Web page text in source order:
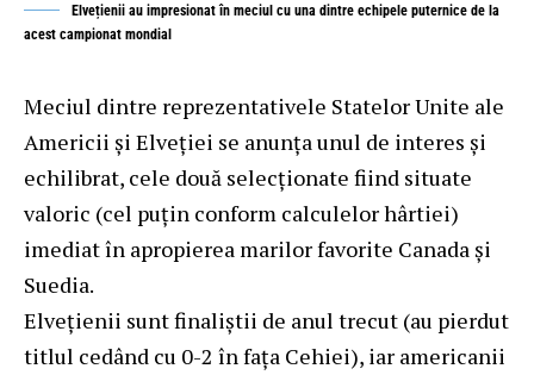
Elvețienii au impresionat în meciul cu una dintre echipele puternice de la
acest campionat mondial
Meciul dintre reprezentativele Statelor Unite ale
Americii și Elveției se anunța unul de interes și
echilibrat, cele două selecționate fiind situate
valoric (cel puțin conform calculelor hârtiei)
imediat în apropierea marilor favorite Canada și
Suedia.
Elvețienii sunt finaliștii de anul trecut (au pierdut
titlul cedând cu 0-2 în fața Cehiei), iar americanii